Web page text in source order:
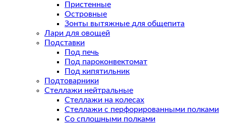
Пристенные
Островные
Зонты вытяжные для общепита
Лари для овощей
Подставки
Под печь
Под пароконвектомат
Под кипятильник
Подтоварники
Стеллажи нейтральные
Стеллажи на колесах
Стеллажи с перфорированными полками
Со сплошными полками